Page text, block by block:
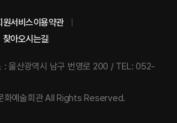
원서비스이용약관
찾아오시는길
: 울산광역시 남구 번영로 200 / TEL: 052-
예술회관 All Rights Reserved.